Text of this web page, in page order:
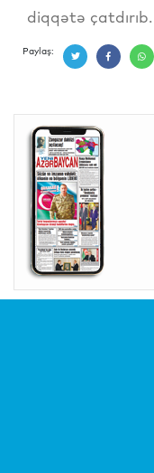
diqqətə çatdırıb.
Paylaş: